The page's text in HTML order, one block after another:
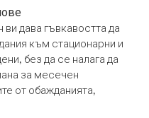
дава гъвкавостта да
към стационарни и
без да се налага да
за месечен
от обажданията,